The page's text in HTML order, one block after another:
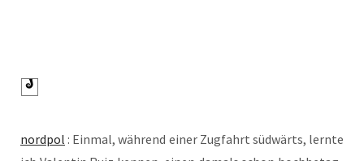
nord­pol : Ein­mal, wäh­rend einer Zug­fahrt süd­wärts, lern­te